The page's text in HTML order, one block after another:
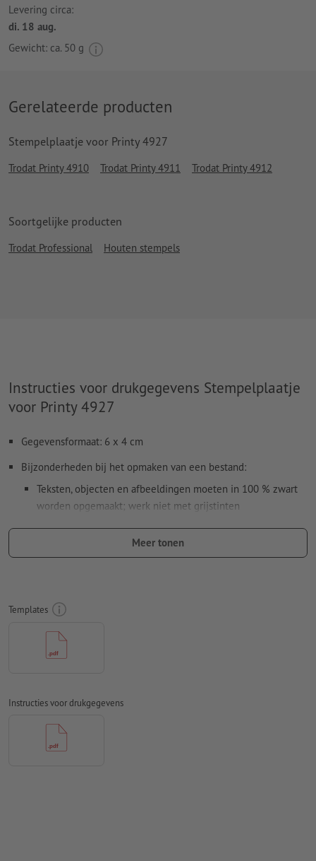
Levering circa:
di. 18 aug.
Gewicht: ca. 50 g
Gerelateerde producten
Stempelplaatje voor Printy 4927
Trodat Printy 4910 Trodat Printy 4911 Trodat Printy 4912
Soortgelijke producten
Trodat Professional Houten stempels
Instructies voor drukgegevens Stempelplaatje
voor Printy 4927
Gegevensformaat: 6 x 4 cm
Bijzonderheden bij het opmaken van een bestand:
Teksten, objecten en afbeeldingen moeten in 100 % zwart
worden opgemaakt; werk niet met grijstinten
Gebruik geen effecten als schaduwen, verlopen, rasters,
Onze tip:
Verdana of Helvetica voor een optimale afdruk
Afstand motief tot het eindformaat: minimaal 1 mm
Resolutie:600 dpi
Hoe maak ik afdrukgegevens correct?
Meer tonen
Templates
Instructies voor drukgegevens